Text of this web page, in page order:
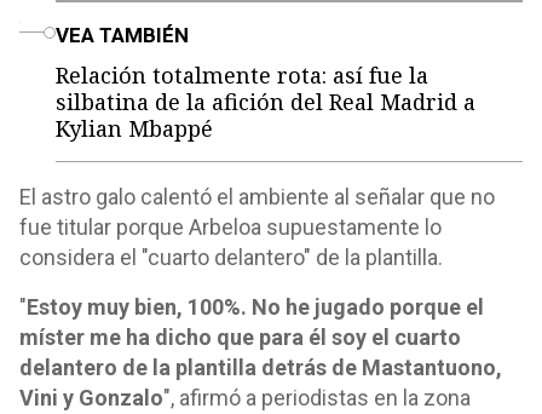
VEA TAMBIÉN
Relación totalmente rota: así fue la
silbatina de la afición del Real Madrid a
Kylian Mbappé
El astro galo calentó el ambiente al señalar que no
fue titular porque Arbeloa supuestamente lo
considera el "cuarto delantero" de la plantilla.
"Estoy muy bien, 100%. No he jugado porque el
míster me ha dicho que para él soy el cuarto
delantero de la plantilla detrás de Mastantuono,
Vini y Gonzalo", afirmó a periodistas en la zona